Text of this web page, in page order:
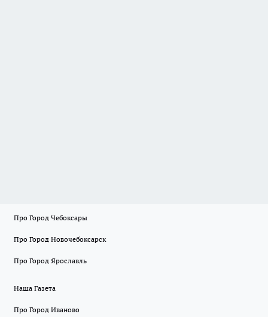
Про Город Чебоксары
Про Город Новочебоксарск
Про Город Ярославль
Наша Газета
Про Город Иваново